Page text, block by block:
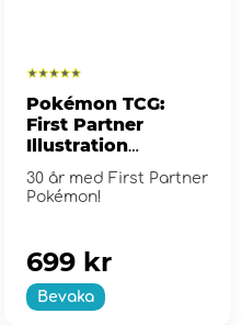
Pokémon TCG:
First Partner
Illustration
Collection - Series
2
30 år med First Partner
Pokémon!
Bevaka
699 kr